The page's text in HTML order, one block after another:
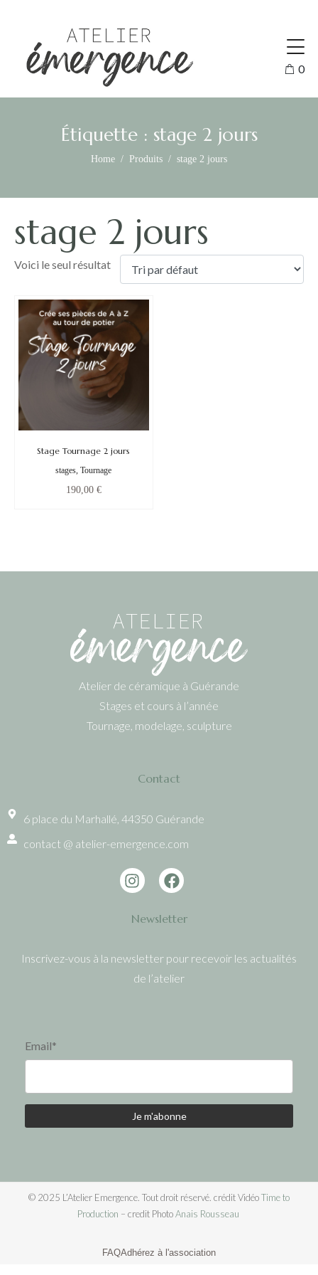
0
Étiquette : stage 2 jours
Home Produits stage 2 jours
stage 2 jours
Voici le seul résultat
Stage Tournage 2 jours
stages, Tournage
190,00 €
Atelier de céramique à Guérande
Stages et cours à l’année
Tournage, modelage, sculpture
Contact
6 place du Marhallé, 44350 Guérande
contact @ atelier-emergence.com
Newsletter
Inscrivez-vous à la newsletter pour recevoir les actualités
de l’atelier
Email*
© 2025 L’Atelier Emergence. Tout droit réservé. crédit VidéoTime to
Production – credit PhotoAnais Rousseau
FAQAdhérez à l'association